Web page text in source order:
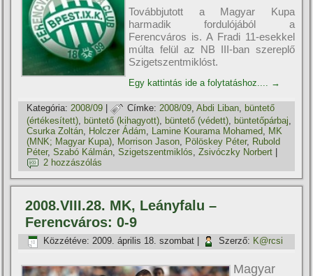
Továbbjutott a Magyar Kupa
harmadik fordulójából a
Ferencváros is. A Fradi 11-esekkel
múlta felül az NB III-ban szereplő
Szigetszentmiklóst.
Egy kattintás ide a folytatáshoz.... →
Kategória: 2008/09 | Címke: 2008/09,Abdi Liban, büntető
(értékesí­tett)
büntető (kihagyott) büntető (védett) büntetőpárbaj
Csurka Zoltán
Holczer Ádám Lamine Kourama Mohamed
MK
(MNK; Magyar Kupa)
Morrison Jason Pölöskey Péter, Rubold
Péter,Szabó Kálmán ,Szigetszentmiklós ,Zsivóczky Norbert
2 hozzászólás
2008.VIII.28. MK, Leányfalu –
Ferencváros: 0-9
Közzétéve: 2009. április 18. szombat Szerző: K@rcsi
Magyar